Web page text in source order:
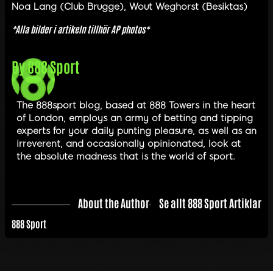
Noa Lang (Club Brugge), Wout Weghorst (Besiktas)
*Alla bilder i artikeln tillhör AP photos*
By888 Sport
The 888sport blog, based at 888 Towers in the heart
of London, employs an army of betting and tipping
experts for your daily punting pleasure, as well as an
irreverent, and occasionally opinionated, look at
the absolute madness that is the world of sport.
About the Author Se allt 888 Sport Artiklar
888 Sport